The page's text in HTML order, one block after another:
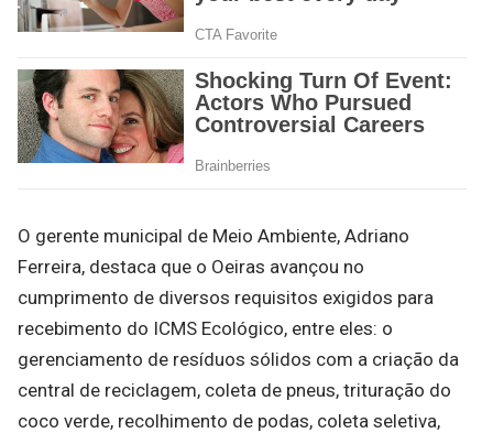
O gerente municipal de Meio Ambiente, Adriano
Ferreira, destaca que o Oeiras avançou no
cumprimento de diversos requisitos exigidos para
recebimento do ICMS Ecológico, entre eles: o
gerenciamento de resíduos sólidos com a criação da
central de reciclagem, coleta de pneus, trituração do
coco verde, recolhimento de podas, coleta seletiva,